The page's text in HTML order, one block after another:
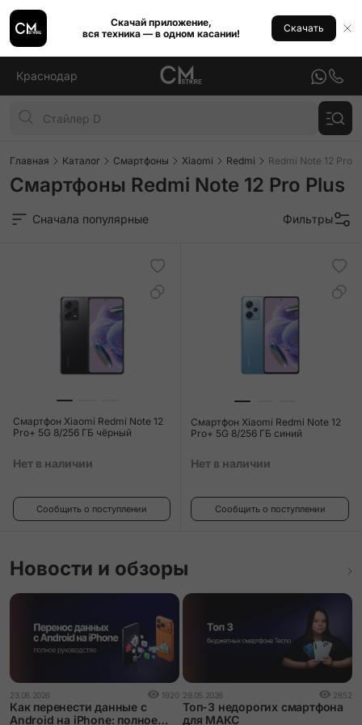
Скачай приложение,
вся техника — в одном касании!
Скачать
Краснодар
Главная Каталог Смартфоны Xiaomi Redmi Redmi Note 12 Pro
Смартфоны Redmi Note 12 Pro Plus
Сначала популярные Фильтры
Смартфон Xiaomi Redmi Note 12
Pro+ 5G 8/256 ГБ чёрный
Нет в наличии
Сообщить о поступлении
Смартфон Xiaomi Redmi Note 12
Pro+ 5G 8/256 ГБ синий
Нет в наличии
Сообщить о поступлении
Новости и обзоры
23.06.2026 1920
Как перенести данные с
Android на iPhone: полное
29.05.2026 2852
Топ-3 недорогих смартфона
для МАКС